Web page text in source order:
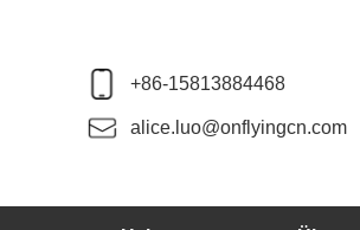
+86-15813884468
alice.luo@onflyingcn.com